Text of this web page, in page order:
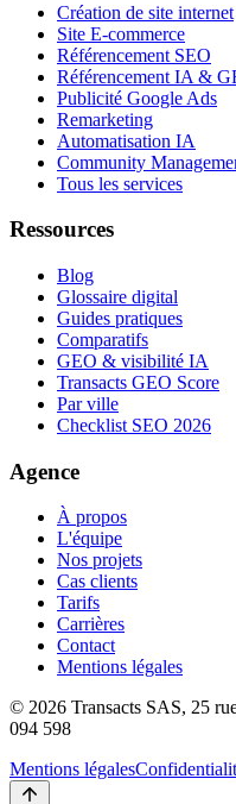
Création de site internet
Site E-commerce
Référencement SEO
Référencement IA &
Publicité Google Ads
Remarketing
Automatisation IA
Community
Tous les services
Ressources
Blog
Glossaire digital
Guides pratiques
Comparatifs
GEO & visibilité IA
Transacts GEO Score
Par ville
Checklist SEO 2026
Agence
À propos
L'équipe
Nos projets
Cas clients
Tarifs
Carrières
Contact
Mentions légales
© 2026 Transacts SAS, 25
094 598
Mentions légales